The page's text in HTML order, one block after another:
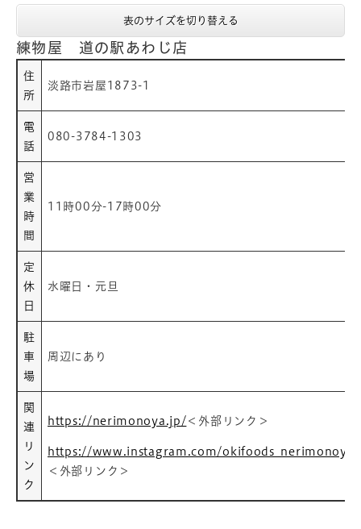
表のサイズを切り替える
練物屋 道の駅あわじ店
住
所
淡路市岩屋1873-1
電
話
080-3784-1303
営
業
時
間
11時00分-17時00分
定
休
日
水曜日・元旦
駐
車
場
周辺にあり
関
連
リ
ン
ク
https://nerimonoya.jp/​ ＜外部リンク＞
https://www.instagram.com/okifoods_nerimonoya/
＜外部リンク＞